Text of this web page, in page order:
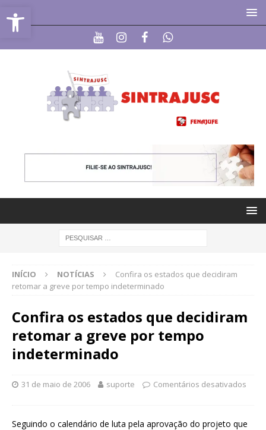
Abrir a barra de ferramentas
INÍCIO NOTÍCIAS
Confira os estados que decidiram
retomar a greve por tempo indeterminado
Confira os estados que decidiram
retomar a greve por tempo
indeterminado
31 de maio de 2006 suporte Comentários desativados
Seguindo o calendário de luta pela aprovação do projeto que